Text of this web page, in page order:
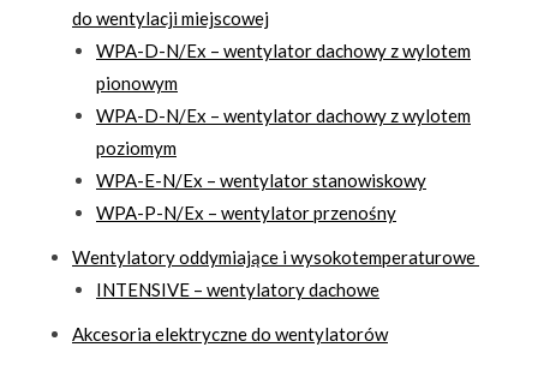
do wentylacji miejscowej
WPA-D-N/Ex – wentylator dachowy z wylotem
pionowym
WPA-D-N/Ex – wentylator dachowy z wylotem
poziomym
WPA-E-N/Ex – wentylator stanowiskowy
WPA-P-N/Ex – wentylator przenośny
Wentylatory oddymiające i wysokotemperaturowe
INTENSIVE – wentylatory dachowe
Akcesoria elektryczne do wentylatorów